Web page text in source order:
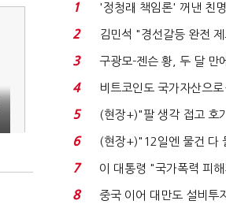
1
'정청래 책임론' 꺼낸 친
는 추가투표 때리기...
2
김민석 "경선갈등 완전
청래 "반명 공세 사...
3
구광모-젠슨 황, 두 달 만
로봇·AI 등 논...
4
비트코인도 국가자산으
처분' 기준은 ...
5
(현장+)"팔 생각 접고 호
요"…'덜 똘똘한 한 채'
6
(현장+)"12일엔 물건 다
빈 매대 채우며 문 연 ...
7
이 대통령 "국가폭력 피
적극적 조사로 진...
8
중국 이어 대만도 설비투